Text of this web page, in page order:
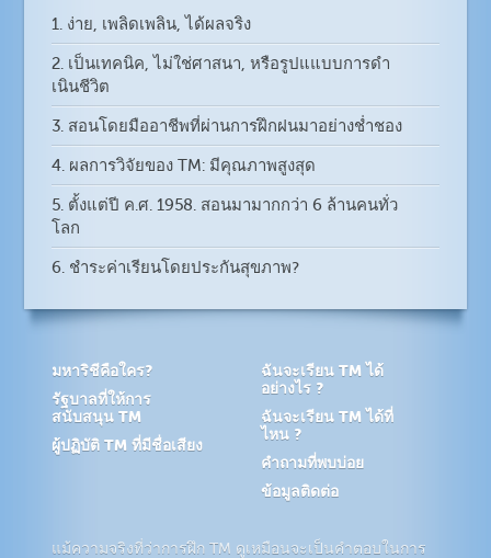
1. ง่าย, เพลิดเพลิน, ได้ผลจริง
2. เป็นเทคนิค, ไม่ใช่ศาสนา, หรือรูปแแบบการดำ
เนินชีวิต
3. สอนโดยมืออาชีพที่ผ่านการฝึกฝนมาอย่างช่ำชอง
4. ผลการวิจัยของ TM: มีคุณภาพสูงสุด
5. ตั้งแต่ปี ค.ศ. 1958. สอนมามากกว่า 6 ล้านคนทั่ว
โลก
6. ชำระค่าเรียนโดยประกันสุขภาพ?
มหาริชีคือใคร?
รัฐบาลที่ให้การ
สนับสนุน TM
ผู้ปฏิบัติ TM ที่มีชื่อเสียง
ฉันจะเรียน TM ได้
อย่างไร ?
ฉันจะเรียน TM ได้ที่
ไหน ?
คำถามที่พบบ่อย
ข้อมูลติดต่อ
แม้ความจริงที่ว่าการฝึก TM ดูเหมือนจะเป็นคำตอบในการ